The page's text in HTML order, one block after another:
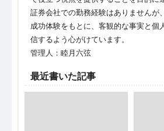
証券会社での勤務経験はありませんが
成功体験をもとに、客観的な事実と個
信するよう心がけています。
管理人：睦月六弦
最近書いた記事